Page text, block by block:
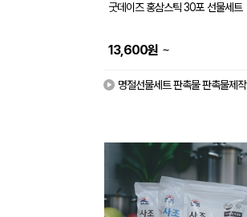
굿데이즈 홍삼스틱 30포 선물세트
13,600원 ~
명절선물세트 판촉물 판촉물제작